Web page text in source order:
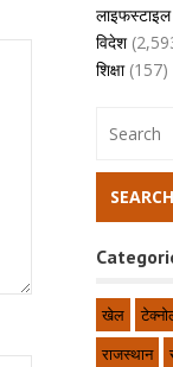
लाइफस्टाइल
विदेश
शिक्षा(157)
खेल
राजस्थान